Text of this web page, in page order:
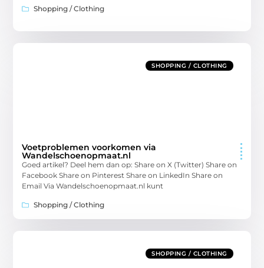
Shopping / Clothing
SHOPPING / CLOTHING
Voetproblemen voorkomen via
Wandelschoenopmaat.nl
Goed artikel? Deel hem dan op: Share on X (Twitter) Share on
Facebook Share on Pinterest Share on LinkedIn Share on
Email Via Wandelschoenopmaat.nl kunt
Shopping / Clothing
SHOPPING / CLOTHING